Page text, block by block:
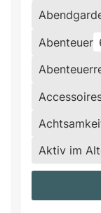
Abenteuer
Aktiv im